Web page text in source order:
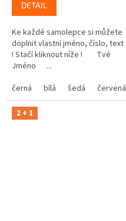
DETAIL
Ke každé samolepce si můžete
doplnit vlastní jméno, číslo, text
! Stačí kliknout níže ! Tvé
Jméno ...
černá
bílá šedá červená
2 + 1